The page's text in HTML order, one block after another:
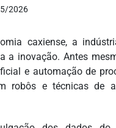
2026
caxiense, a
a inovação. Antes
e automação de
robôs e técnicas de